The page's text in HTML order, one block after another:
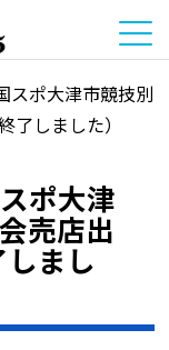
スポ大津市競技別
了しました）
ポ大津
売店出
まし